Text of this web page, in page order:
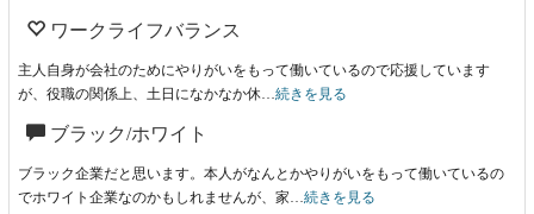
ワークライフバランス
主人自身が会社のためにやりがいをもって働いているので応援しています
が、役職の関係上、土日になかなか休… 続きを見る
ブラック/ホワイト
ブラック企業だと思います。本人がなんとかやりがいをもって働いているの
でホワイト企業なのかもしれませんが、家… 続きを見る